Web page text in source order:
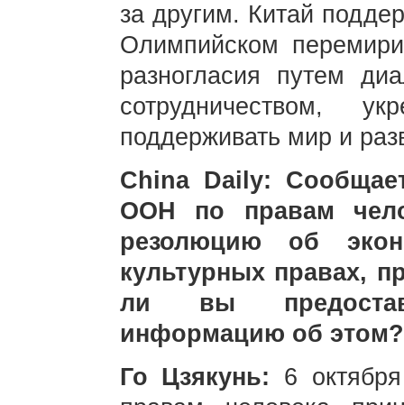
за другим. Китай
Олимпийском
разногласия путем
сотрудничеством,
поддерживать мир и
China Daily:
ООН по правам
резолюцию об
культурных правах,
ли вы
информацию об этом?
Го Цзякунь: 6